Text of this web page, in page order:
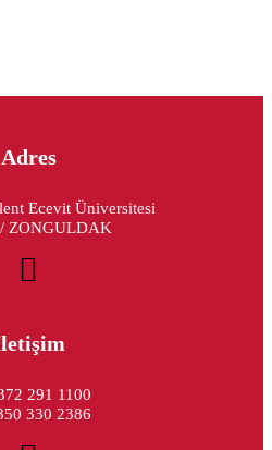
Adres
Ecevit Üniversitesi
ZONGULDAK
291 1100
330 2386